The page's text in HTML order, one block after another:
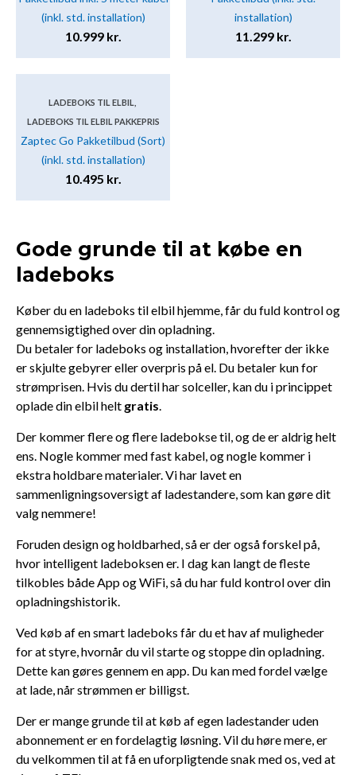
(inkl. std. installation)
10.999 kr.
installation)
11.299 kr.
LADEBOKS TIL ELBIL
LADEBOKS TIL ELBIL PAKKEPRIS
Zaptec Go Pakketilbud (Sort)
(inkl. std. installation)
10.495 kr.
Gode grunde til at købe en
ladeboks
Køber du en ladeboks til elbil hjemme, får du fuld kontrol og
gennemsigtighed over din opladning.
Du betaler for ladeboks og installation, hvorefter der ikke
er skjulte gebyrer eller overpris på el. Du betaler kun for
strømprisen. Hvis du dertil har solceller, kan du i princippet
oplade din elbil helt gratis.
Der kommer flere og flere ladebokse til, og de er aldrig helt
ens. Nogle kommer med fast kabel, og nogle kommer i
ekstra holdbare materialer. Vi har lavet en
sammenligningsoversigt af ladestandere, som kan gøre dit
valg nemmere!
Foruden design og holdbarhed, så er der også forskel på,
hvor intelligent ladeboksen er. I dag kan langt de fleste
tilkobles både App og WiFi, så du har fuld kontrol over din
opladningshistorik.
Ved køb af en smart ladeboks får du et hav af muligheder
for at styre, hvornår du vil starte og stoppe din opladning.
Dette kan gøres gennem en app. Du kan med fordel vælge
at lade, når strømmen er billigst.
Der er mange grunde til at køb af egen ladestander uden
abonnement er en fordelagtig løsning. Vil du høre mere, er
du velkommen til at få en uforpligtende snak med os, ved at